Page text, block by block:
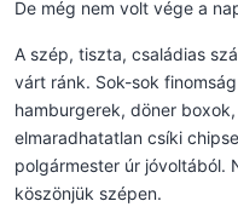
De még nem volt vége a
A szép, tiszta, családias
várt ránk. Sok-sok
hamburgerek, döner
elmaradhatatlan csíki
polgármester úr jóvoltából.
köszönjük szépen.